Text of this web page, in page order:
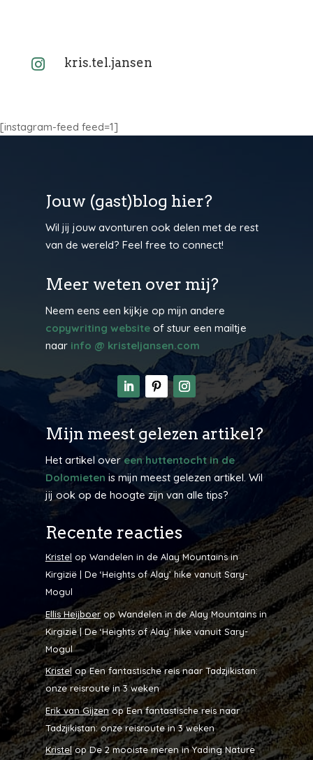
 kris.tel.jansen
[instagram-feed feed=1]
Jouw (gast)blog hier?
Wil jij jouw avonturen ook delen met de rest
van de wereld? Feel free to connect!
Meer weten over mij?
Neem eens een kijkje op mijn andere
copywriting websiteof stuur een mailtje
naar info @ kristeljansen.com
Mijn meest gelezen artikel?
Het artikel overeen huttentocht in de
Dolomieten is mijn meest gelezen artikel. Wil
jij ook op de hoogte zijn van alle tips?
Recente reacties
Kristel op Wandelen in de Alay Mountains in
Kirgizië | De ‘Heights of Alay’ hike vanuit Sary-
Mogul
Ellis Heijboerop Wandelen in de Alay Mountains in
Kirgizië | De ‘Heights of Alay’ hike vanuit Sary-
Mogul
KristelopEen fantastische reis naar Tadzjikistan:
onze reisroute in 3 weken
Erik van GijzenopEen fantastische reis naar
Tadzjikistan: onze reisroute in 3 weken
KristelopDe 2 mooiste meren in Yading Nature